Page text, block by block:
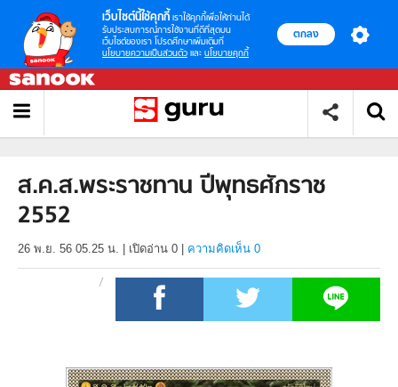
เว็บไซต์นี้ใช้คุกกี้ เราใช้คุกกี้เพื่อให้ท่านได้
รับประสบการณ์การใช้งานที่ดีที่สุดบน
เว็บไซต์ของเรา โปรดศึกษาเพิ่มเติมที่
นโยบายความเป็นส่วนตัว และ นโยบายคุกกี้
ตกลง
ส.ค.ส.พระราชทาน ปีพุทธศักราช
2552
26 พ.ย. 56 05.25 น. เปิดอ่าน 0 ความคิดเห็น 0